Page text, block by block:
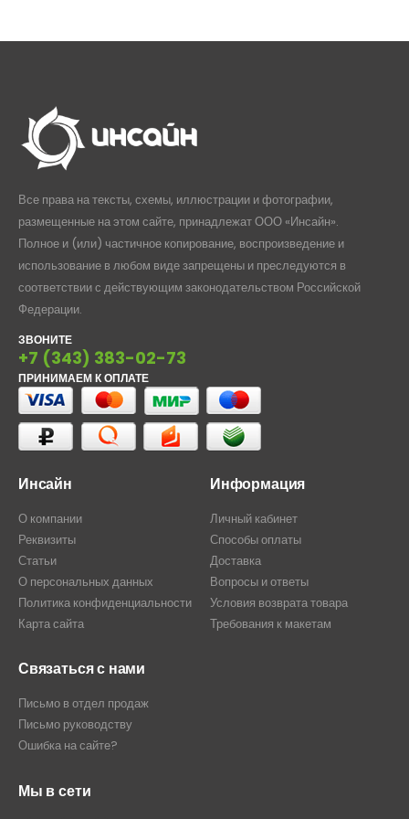
товара.
товара.
Все права на тексты, схемы, иллюстрации и фотографии,
размещенные на этом сайте, принадлежат ООО «Инсайн».
Полное и (или) частичное копирование, воспроизведение и
использование в любом виде запрещены и преследуются в
соответствии с действующим законодательством Российской
Федерации.
ЗВОНИТЕ
+7 (343) 383-02-73
ПРИНИМАЕМ К ОПЛАТЕ
Инсайн
О компании
Реквизиты
Статьи
О персональных данных
Политика конфиденциальности
Карта сайта
Информация
Личный кабинет
Способы оплаты
Доставка
Вопросы и ответы
Условия возврата товара
Требования к макетам
Связаться с нами
Письмо в отдел продаж
Письмо руководству
Ошибка на сайте?
Мы в сети